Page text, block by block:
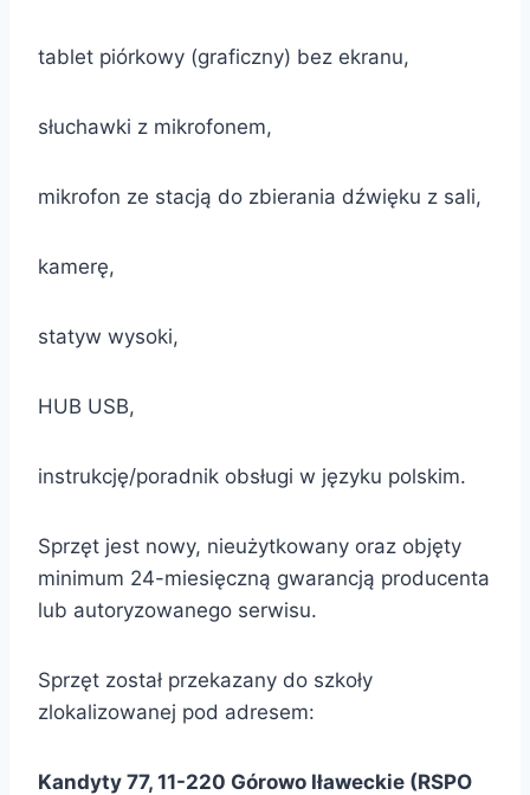
tablet piórkowy (graficzny) bez ekranu,
słuchawki z mikrofonem,
mikrofon ze stacją do zbierania dźwięku z sali,
kamerę,
statyw wysoki,
HUB USB,
instrukcję/poradnik obsługi w języku polskim.
Sprzęt jest nowy, nieużytkowany oraz objęty
minimum 24-miesięczną gwarancją producenta
lub autoryzowanego serwisu.
Sprzęt został przekazany do szkoły
zlokalizowanej pod adresem:
Kandyty 77, 11-220 Górowo Iławeckie (RSPO